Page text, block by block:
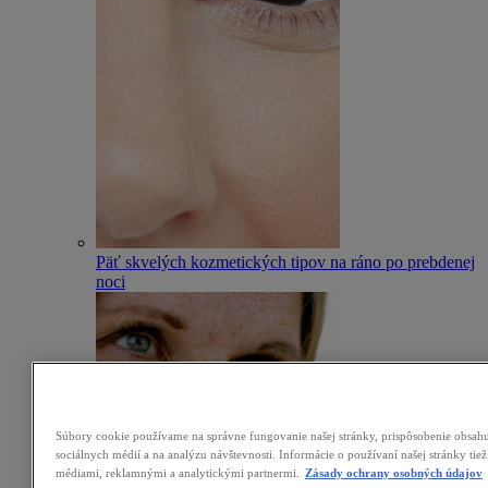
Päť skvelých kozmetických tipov na ráno po prebdenej
noci
Súbory cookie používame na správne fungovanie našej stránky, prispôsobenie
sociálnych médií a na analýzu návštevnosti. Informácie o používaní našej stránky
médiami, reklamnými a analytickými partnermi.
Zásady ochrany osobných údajov